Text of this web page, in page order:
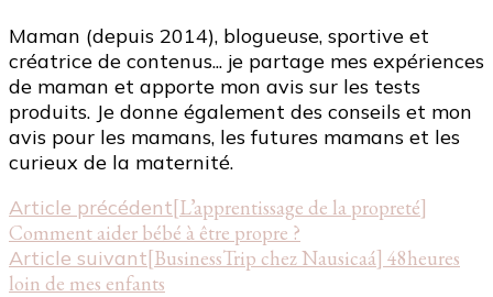
Maman (depuis 2014), blogueuse, sportive et
créatrice de contenus... je partage mes expériences
de maman et apporte mon avis sur les tests
produits. Je donne également des conseils et mon
avis pour les mamans, les futures mamans et les
curieux de la maternité.
Navigation
d'article
Article précédent[L’apprentissage de la propreté]
Comment aider bébé à être propre ?
Article suivant[BusinessTrip chez Nausicaá] 48heures
loin de mes enfants